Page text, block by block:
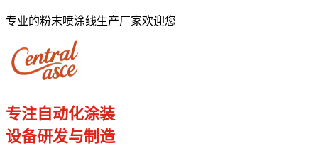
专业的粉末喷涂线生产厂家欢迎您
专注自动化涂装
设备研发与制造